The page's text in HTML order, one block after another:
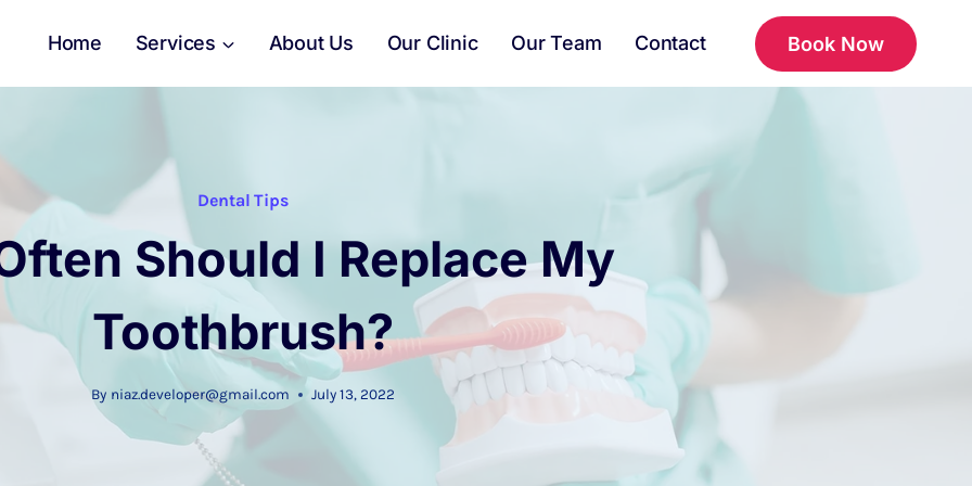
Home Services About Us Our Clinic Our Team Contact Book Now
Dental Tips
Should I Replace My
Toothbrush?
By niaz.developer@gmail.com July 13, 2022